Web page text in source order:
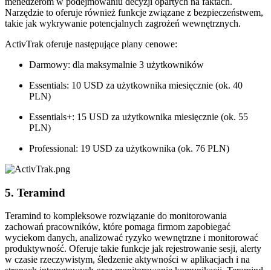
Narzędzie to oferuje również funkcje związane z bezpieczeństwem,
takie jak wykrywanie potencjalnych zagrożeń wewnętrznych.
ActivTrak oferuje następujące plany cenowe:
Darmowy: dla maksymalnie 3 użytkowników
Essentials: 10 USD za użytkownika miesięcznie (ok. 40
PLN)
Essentials+: 15 USD za użytkownika miesięcznie (ok. 55
PLN)
Professional: 19 USD za użytkownika (ok. 76 PLN)
5. Teramind
Teramind to kompleksowe rozwiązanie do monitorowania
zachowań pracowników, które pomaga firmom zapobiegać
wyciekom danych, analizować ryzyko wewnętrzne i monitorować
produktywność. Oferuje takie funkcje jak rejestrowanie sesji, alerty
w czasie rzeczywistym, śledzenie aktywności w aplikacjach i na